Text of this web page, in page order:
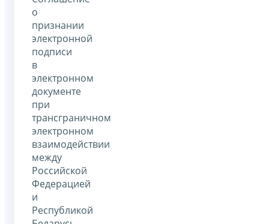
о
признании
электронной
подписи
в
электронном
документе
при
трансграничном
электронном
взаимодействии
между
Российской
Федерацией
и
Республикой